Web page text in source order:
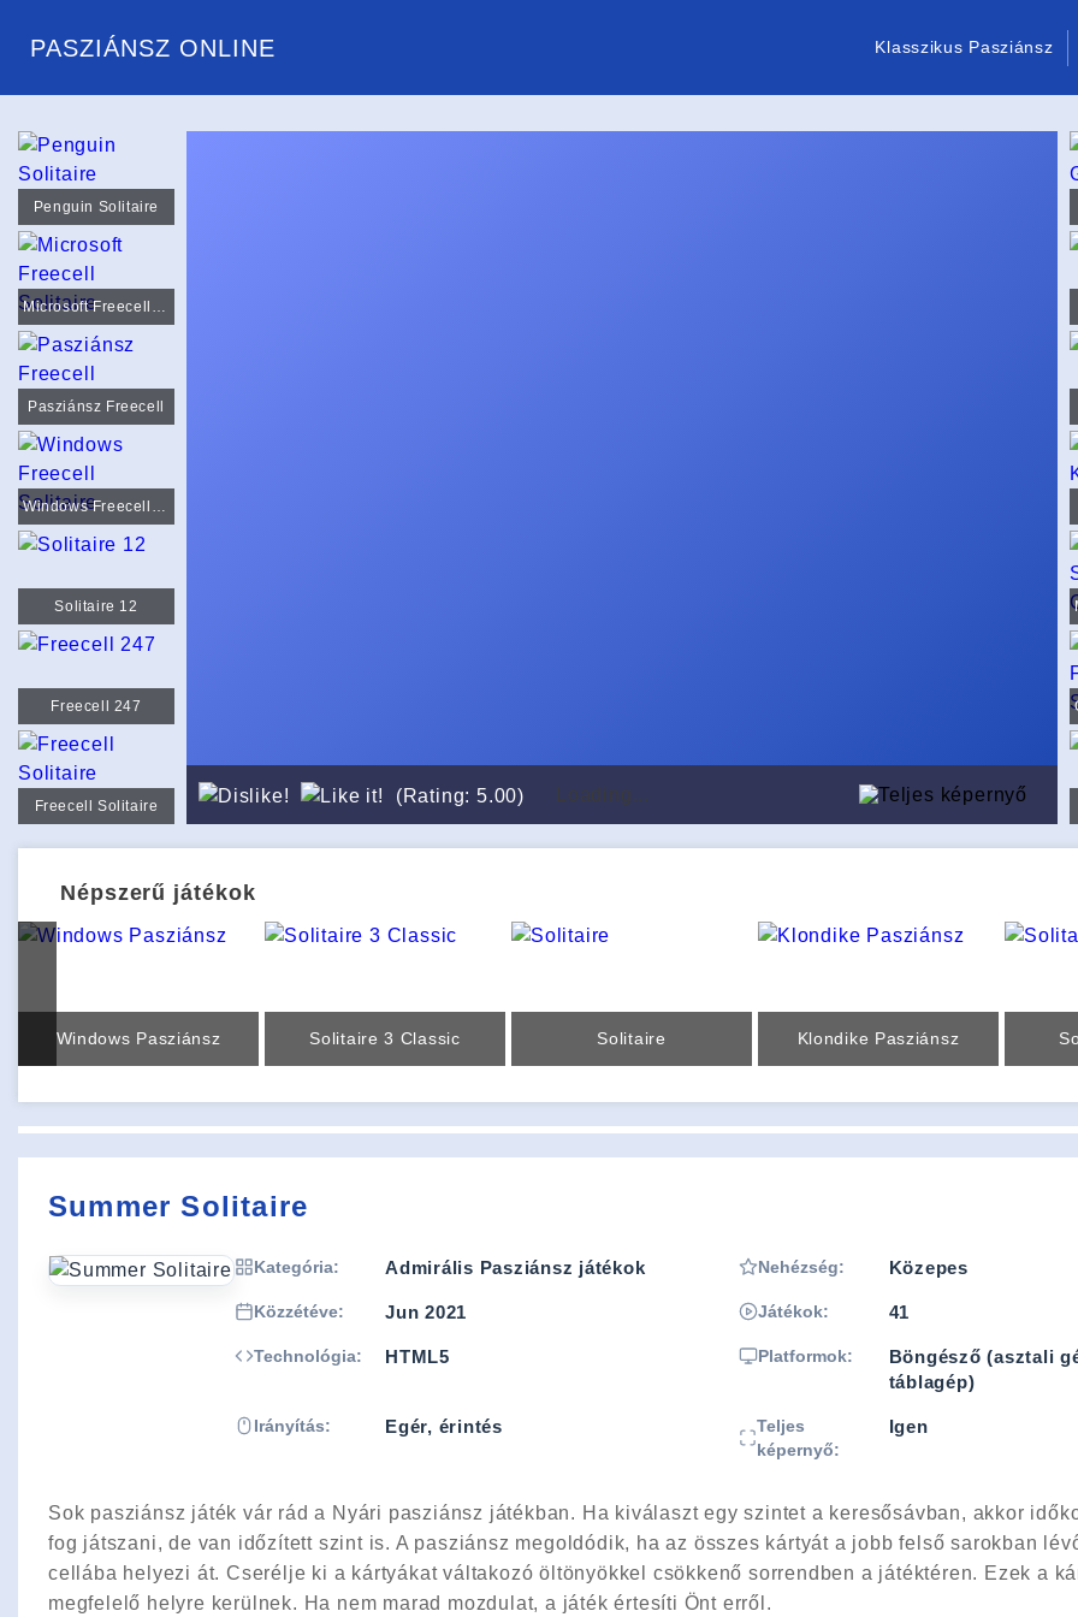
PASZIÁNSZ ONLINE Klasszikus Pasziánsz
Penguin Solitaire
Microsoft Freecell Solitaire
Pasziánsz Freecell
Windows Freecell Solitaire
Solitaire 12
Freecell 247
Freecell Solitaire
(Rating: 5.00) Loading...
Népszerű játékok
Windows Pasziánsz Solitaire 3 Classic Solitaire Klondike Pasziánsz
Summer Solitaire
Kategória: Admirális Pasziánsz játékok Nehézség: Közepes
Közzétéve: Jun 2021 Játékok: 41
Technológia: HTML5 Platformok:
Böngésző (asztali
táblagép)
Irányítás: Egér, érintés
Teljes
képernyő:
Igen
Sok pasziánsz játék vár rád a Nyári pasziánsz játékban. Ha kiválaszt egy szintet a keresősávban, akkor
fog játszani, de van időzített szint is. A pasziánsz megoldódik, ha az összes kártyát a jobb felső sarokban
cellába helyezi át. Cserélje ki a kártyákat váltakozó öltönyökkel csökkenő sorrendben a játéktéren. Ezek a
megfelelő helyre kerülnek. Ha nem marad mozdulat, a játék értesíti Önt erről.